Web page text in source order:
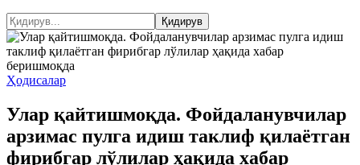
Ҳодисалар
Улар қайтишмоқда. Фойдаланувчилар
арзимас пулга идиш таклиф қилаётган
фирибгар лўлилар ҳақида хабар